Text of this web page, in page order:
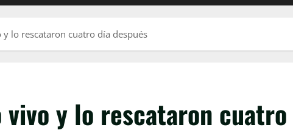
lo rescataron cuatro día después
y lo rescataron cuatro